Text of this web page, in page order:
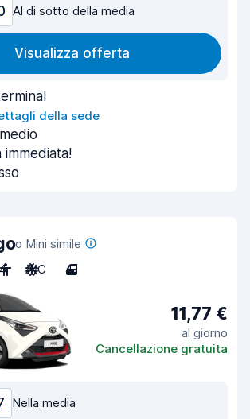
Al di sotto della media
Visualizza offerta
della sede
immediata!
o Mini simile
4 A/C 4
11,77 €
al giorno
Cancellazione gratuita
Nella media